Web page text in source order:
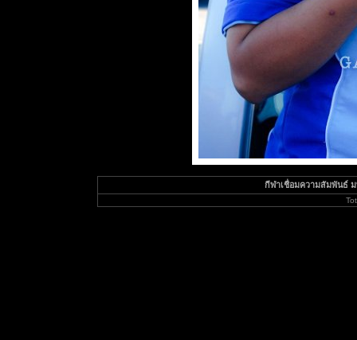
กีฬาเชื่อมความสัมพันธ์